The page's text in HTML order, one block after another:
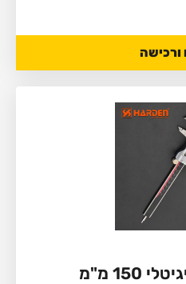
ורכישה